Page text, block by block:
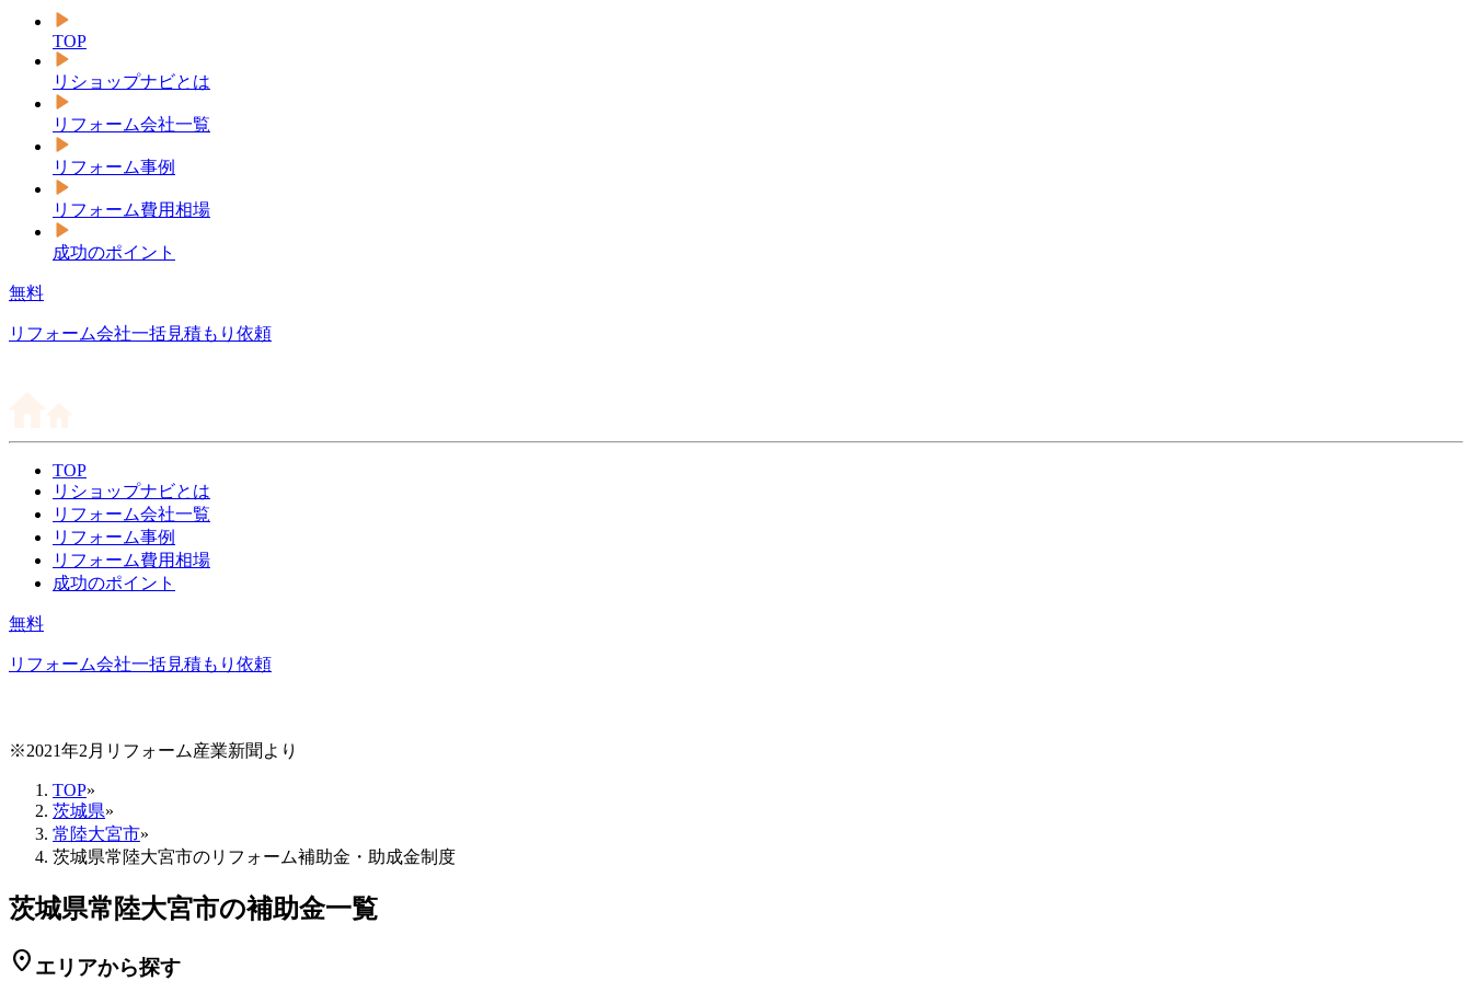
TOP
リショップナビとは
リフォーム会社一覧
リフォーム事例
リフォーム費用相場
成功のポイント
無料
リフォーム会社一括見積もり依頼
TOP
リショップナビとは
リフォーム会社一覧
リフォーム事例
リフォーム費用相場
成功のポイント
無料
リフォーム会社一括見積もり依頼
※2021年2月リフォーム産業新聞より
TOP»
茨城県»
常陸大宮市»
茨城県常陸大宮市のリフォーム補助金・助成金制度
茨城県常陸大宮市の補助金一覧
location_on エリアから探す